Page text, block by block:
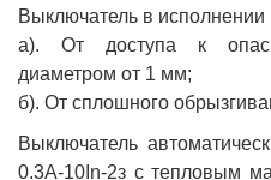
Выключатель в
а). От доступа к
диаметром от 1 мм;
б). От сплошного
Выключатель
0.3А-10In-2з с тепловым